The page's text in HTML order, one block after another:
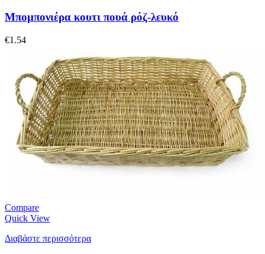
Μπομπονιέρα κουτι πουά ρόζ-λευκό
€1.54
Compare
Quick View
Διαβάστε περισσότερα